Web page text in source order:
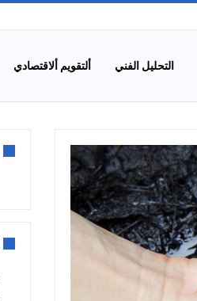
التحليل الفني ألتقويم ألاقتصادي